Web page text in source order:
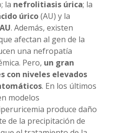
la nefrolitiasis úrica; la
úrico(AU) y la
. Además, existen
afectan al gen de la
una nefropatía
Pero, un gran
con niveles elevados
. En los últimos
modelos
produce daño
de la precipitación de